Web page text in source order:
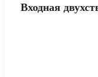
Входная